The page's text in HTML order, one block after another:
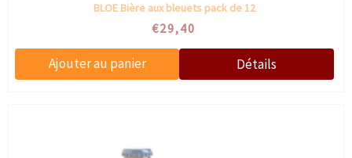
BLOE Bière aux bleuets pack de 12
€29,40